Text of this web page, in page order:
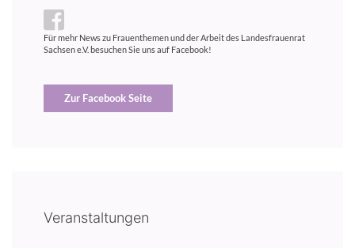
Für mehr News zu Frauenthemen und der Arbeit des Landesfrauenrat
Sachsen e.V. besuchen Sie uns auf Facebook!
Zur Facebook Seite
Veranstaltungen